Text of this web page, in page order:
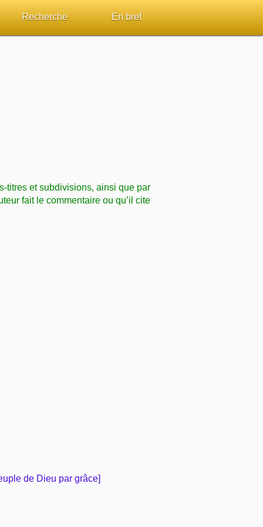
Recherche
Études et commentaires par passage
En bref
titres et subdivisions, ainsi que par
fait le commentaire ou qu’il cite
de Dieu par grâce]